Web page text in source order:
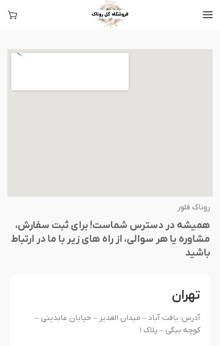
روناک فلور
همیشه در دسترس شماست! برای ثبت سفارش،
مشاوره یا هر سوالی، از راه های زیر با ما در ارتباط
باشید
تهران
آدرس: یافت آباد – میدان الغدیر – خیابان عابدینی –
کوچه بیگی – پلاک ۱